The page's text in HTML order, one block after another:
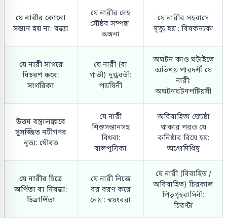
যে নারীর কোনো
সন্তান হয় না: বন্ধ্যা
যে নারীর দেহ
সৌষ্ঠব সম্পন্না:
অঙ্গনা
যে নারীর সহবাসে
মৃত্যু হয় : বিষকন্যকা
যে নারী সাগরে
বিচরণ করে:
সাগরিকা
যে নারী (বা
গাভী) দুগ্ধবতী:
পয়স্বিনী
অঘটন কাণ্ড ঘটাইতে
অতিশয় পারদর্শী যে
নারী:
অঘটনঘটনপটিয়সী
উত্তম বস্ত্রালঙ্কারে
সুসজ্জিত নটীগণর
নৃত্য: যৌবত
যে নারী
শিশুসন্তানসহ
বিধবা:
বালপুত্রিকা
অবিবাহিতা জ্যেষ্ঠা
থাকার পরও যে
কনিষ্ঠার বিয়ে হয়:
অগ্রোদিধিষু
যে নারীর চিত্রে
অর্পিতা বা নিবন্ধা:
চিত্রার্পিতা
যে নারী নিজে
বর বরণ করে
নেয় : স্বয়ংবরা
যে নারী (বিবাহিত /
অবিবাহিত) চিরকাল
পিতৃগৃহবাসিনী:
চিরণ্টা